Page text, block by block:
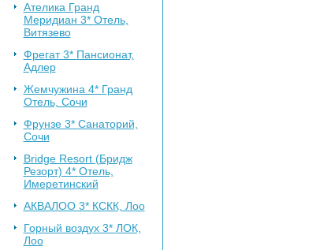
Ателика Гранд
Меридиан 3* Отель,
Витязево
Фрегат 3* Пансионат,
Адлер
Жемчужина 4* Гранд
Отель, Сочи
Фрунзе 3* Санаторий,
Сочи
Bridge Resort (Бридж
Резорт) 4* Отель,
Имеретинский
АКВАЛОО 3* КСКК, Лоо
Горный воздух 3* ЛОК,
Лоо